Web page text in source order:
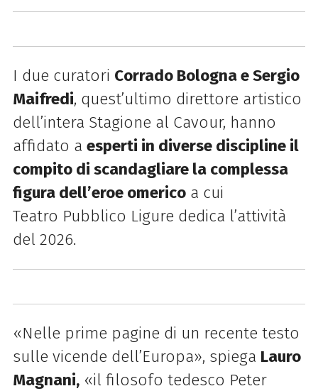
I due curatori Corrado Bologna e Sergio
Maifredi, quest’ultimo direttore artistico
dell’intera Stagione al Cavour, hanno
affidato a esperti in diverse discipline il
compito di scandagliare la complessa
figura dell’eroe omericoa cui
Teatro Pubblico Ligure dedica l’attività
del 2026.
«Nelle prime pagine di un recente testo
sulle vicende dell’Europa», spiega Lauro
Magnani,«il filosofo tedesco Peter